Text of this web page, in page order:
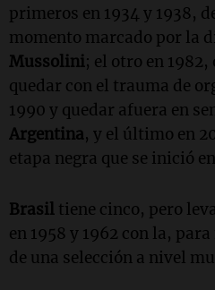
primeros en 1934 y 1938,
momento marcado por la
Mussolini; el otro en 1982,
quedar con el trauma de
1990 y quedar afuera en
Argentina, y el último en
etapa negra que se inició
Brasil tiene cinco, pero
en 1958 y 1962 con la,
de una selección a nivel